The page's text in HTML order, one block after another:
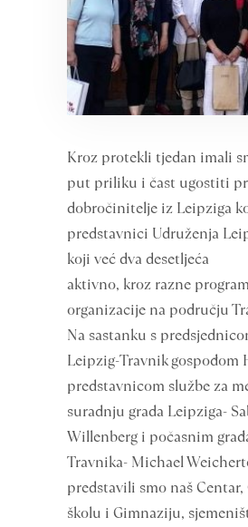
Kroz protekli tjedan imali
put priliku i čast ugostiti
dobročinitelje iz Leipziga
predstavnici Udruženja
koji već dva desetljeća
aktivno, kroz razne
organizacije na području
Na sastanku s
Leipzig-Travnik gospođom
predstavnicom službe za
suradnju grada Leipziga-
Willenberg i počasnim
Travnika- Michael
predstavili smo naš
školu i Gimnaziju,